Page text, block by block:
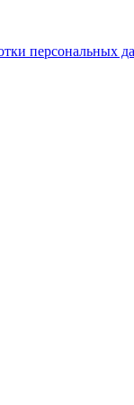
персональных